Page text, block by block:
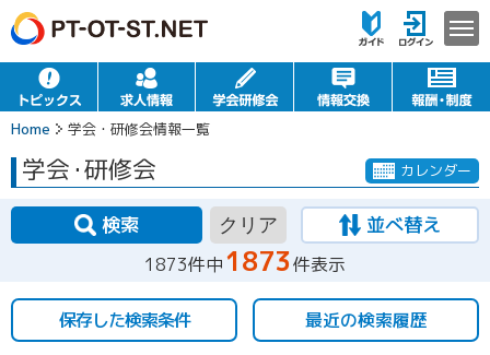
Home 学会・研修会情報一覧
学会・研修会 カレンダー
検索 クリア 並べ替え
1873件中1873件表示
保存した検索条件 最近の検索履歴